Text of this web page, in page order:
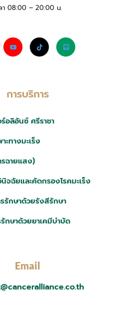
า 08:00 – 20:00 น.
การบริการ
อลิอันซ์ ศรีราชา
ะทางมะเร็ง
ฉายแสง)
จฉัยและคัดกรองโรคมะเร็ง
รักษาด้วยรังสีรักษา
กษาด้วยยาเคมีบำบัด
Email